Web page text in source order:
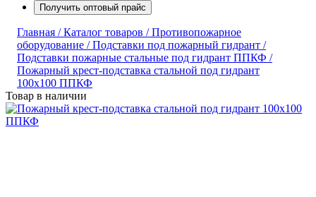
Получить оптовый прайс
Главная /Каталог товаров /Противопожарное
оборудование /Подставки под пожарный гидрант /
Подставки пожарные стальные под гидрант ППКФ /
Пожарный крест-подставка стальной под гидрант
100х100 ППКФ
Товар в наличии